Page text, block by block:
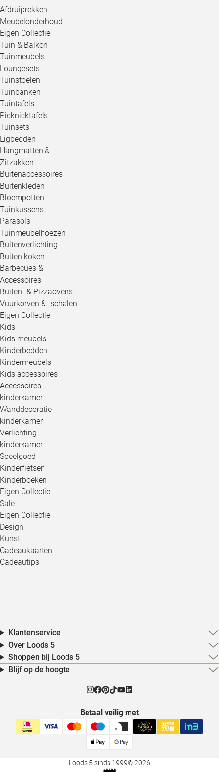
Afdruiprekken
Meubelonderhoud
Eigen Collectie
Tuin & Balkon
Tuinmeubels
Loungesets
Tuinstoelen
Tuinbanken
Tuintafels
Picknicktafels
Tuinsets
Ligbedden
Hangmatten &
Zitzakken
Buitenaccessoires
Buitenkleden
Bloempotten
Tuinkussens
Parasols
Tuinmeubelhoezen
Buitenverlichting
Buiten koken
Barbecues &
Accessoires
Buiten- & Pizzaovens
Vuurkorven & -schalen
Eigen Collectie
Kids
Kids meubels
Kinderbedden
Kindermeubels
Kids accessoires
Accessoires
kinderkamer
Wanddecoratie
kinderkamer
Verlichting
kinderkamer
Speelgoed
Kinderfietsen
Kinderboeken
Eigen Collectie
Sale
Eigen Collectie
Design
Kunst
Cadeaukaarten
Cadeautips
Klantenservice
Over Loods 5
Shoppen bij Loods 5
Blijf op de hoogte
Betaal veilig met
Loods 5 sinds 1999© 2026